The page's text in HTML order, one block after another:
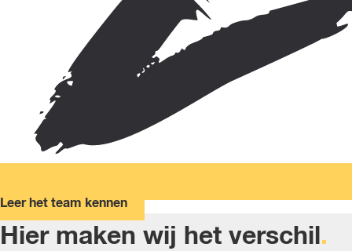
Leer het team kennen
Hier maken wij het verschil.